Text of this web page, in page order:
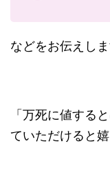
などをお伝えしま
「万死に値する
ていただけると